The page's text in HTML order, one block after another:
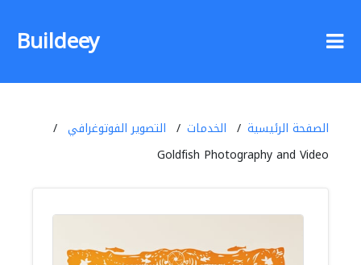
Buildeey
الصفحة الرئيسية الخدمات
التصوير الفوتوغرافي
Goldfish Photography and Video